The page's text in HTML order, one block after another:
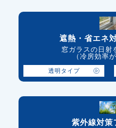
遮熱・省エネ
窓ガラスの日射
（冷房効率
透明タイプ
紫外線対策